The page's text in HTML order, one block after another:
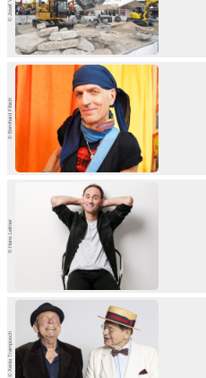
© Bernhard Fibich
© Hans Leitner
© Xenia Trampusch